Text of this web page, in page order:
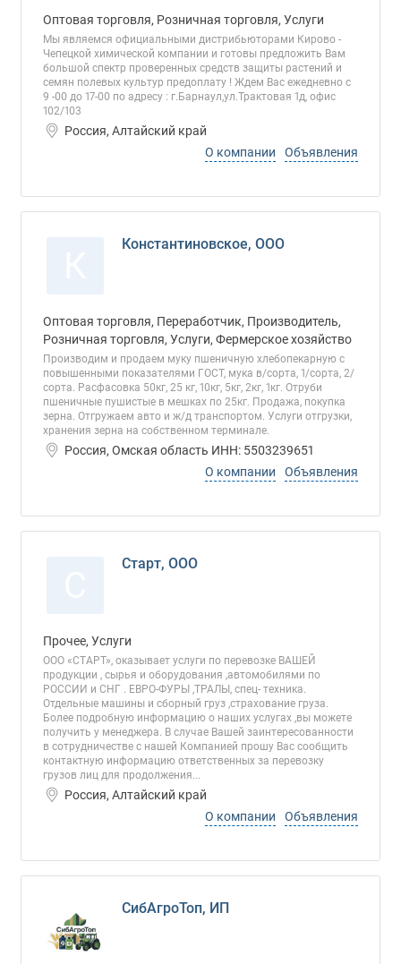
Оптовая торговля, Розничная торговля, Услуги
Мы являемся официальными дистрибьюторами Кирово -
Чепецкой химической компании и готовы предложить Вам
большой спектр проверенных средств защиты растений и
семян полевых культур предоплату ! Ждем Вас ежедневно с
9 -00 до 17-00 по адресу : г.Барнаул,ул.Трактовая 1д, офис
102/103
Россия, Алтайский край
О компании
Объявления
Константиновское, ООО
Оптовая торговля, Переработчик, Производитель,
Розничная торговля, Услуги, Фермерское хозяйство
Производим и продаем муку пшеничную хлебопекарную с
повышенными показателями ГОСТ, мука в/сорта, 1/сорта, 2/
сорта. Расфасовка 50кг, 25 кг, 10кг, 5кг, 2кг, 1кг. Отруби
пшеничные пушистые в мешках по 25кг. Продажа, покупка
зерна. Отгружаем авто и ж/д транспортом. Услуги отгрузки,
хранения зерна на собственном терминале.
Россия, Омская область ИНН: 5503239651
О компании
Объявления
Старт, ООО
Прочее, Услуги
ООО «СТАРТ», оказывает услуги по перевозке ВАШЕЙ
продукции , сырья и оборудования ,автомобилями по
РОССИИ и СНГ . ЕВРО-ФУРЫ ,ТРАЛЫ, спец- техника.
Отдельные машины и сборный груз ,страхование груза.
Более подробную информацию о наших услугах ,вы можете
получить у менеджера. В случае Вашей заинтересованности
в сотрудничестве с нашей Компанией прошу Вас сообщить
контактную информацию ответственных за перевозку
грузов лиц для продолжения...
Россия, Алтайский край
О компании
Объявления
СибАгроТоп, ИП